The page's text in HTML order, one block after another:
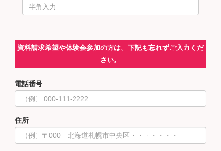
資料請求希望や体験会参加の方は、下記も忘れずご入力くだ
さい。
電話番号
住所